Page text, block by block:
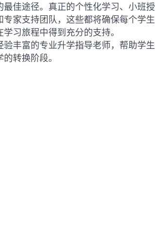
最佳途径。真正的个性化学习、小班授
家支持团队，这些都将确保每个学生
习旅程中得到充分的支持。
丰富的专业升学指导老师，帮助学生
转换阶段。